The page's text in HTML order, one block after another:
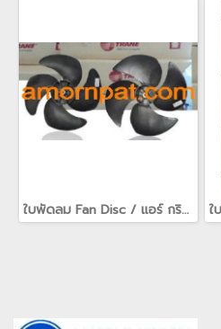
ใบพัดลม Fan Disc / แอร์ กริลล์ air grille / fan guard สำหรับ เครื่องปรับอากาศ อะไหล่ Trane เทรน(copy)